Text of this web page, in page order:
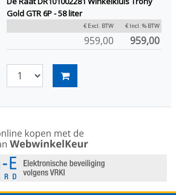
Gold GTR 6P - 58 liter
€ Excl. BTW € Incl. % BTW
959,00 959,00